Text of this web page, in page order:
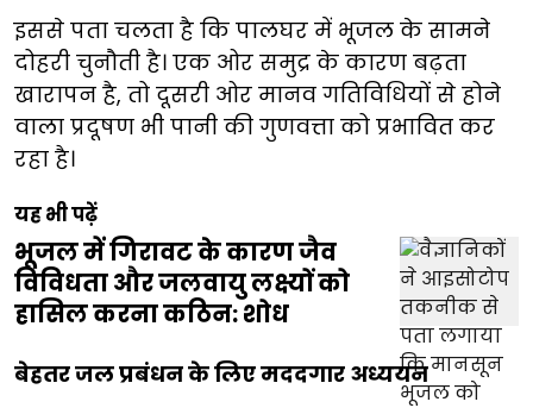
इससे पता चलता है कि पालघर में भूजल के सामने
दोहरी चुनौती है। एक ओर समुद्र के कारण बढ़ता
खारापन है, तो दूसरी ओर मानव गतिविधियों से होने
वाला प्रदूषण भी पानी की गुणवत्ता को प्रभावित कर
रहा है।
यह भी पढ़ें
भूजल में गिरावट के कारण जैव
विविधता और जलवायु लक्ष्यों को
हासिल करना कठिन: शोध
बेहतर जल प्रबंधन के लिए मददगार अध्ययन